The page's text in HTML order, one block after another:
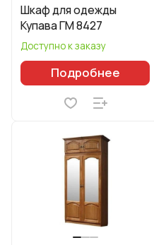
Шкаф для одежды
Купава ГМ 8427
Доступно к заказу
Подробнее